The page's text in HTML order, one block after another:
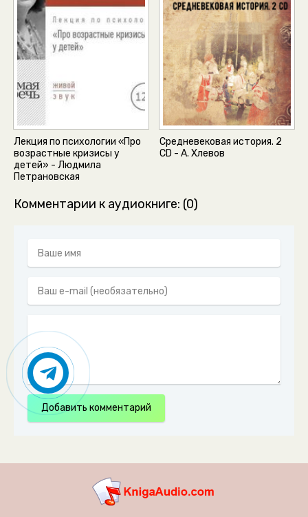
Лекция по психологии «Про
возрастные кризисы у
детей» - Людмила
Петрановская
Средневековая история. 2
CD - А. Хлевов
Комментарии к аудиокниге: (0)
Добавить комментарий